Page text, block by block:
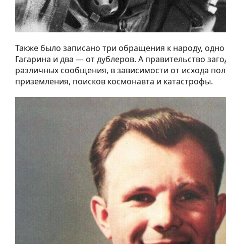
Также было записано три обращения к народу,
Гагарина и два — от дублеров. А правительство
различных сообщения, в зависимости от исхода
приземления, поисков космонавта и катастрофы.